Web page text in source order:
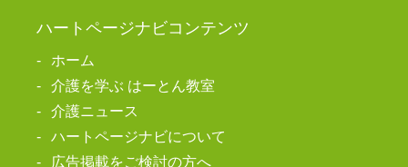
ハートページナビコンテンツ
ホーム
介護を学ぶ はーとん教室
介護ニュース
ハートページナビについて
広告掲載をご検討の方へ